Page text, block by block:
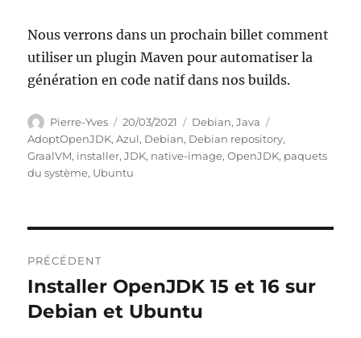
Nous verrons dans un prochain billet comment
utiliser un plugin Maven pour automatiser la
génération en code natif dans nos builds.
Auteur
Pierre-Yves
Publié
le
20/03/2021 Catégories
Debian,Java
AdoptOpenJDK,Azul, Debian, Debian repository,
GraalVM, installer,JDK, native-image,OpenJDK, paquets
du système, Ubuntu
de
l’article
PRÉCÉDENT
Publication
précédente :
Installer OpenJDK 15 et 16 sur
Debian et Ubuntu